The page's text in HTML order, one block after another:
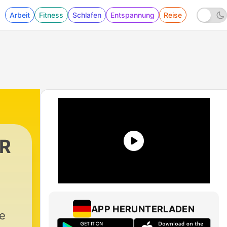
Arbeit Fitness Schlafen Entspannung Reise
APP HERUNTERLADEN